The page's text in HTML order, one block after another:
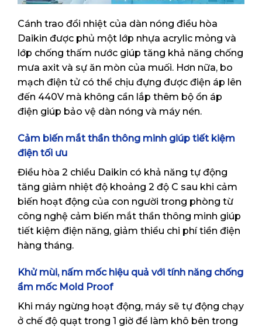
Cánh trao đổi nhiệt của dàn nóng điều hòa
Daikin được phủ một lớp nhựa acrylic mỏng và
lớp chống thấm nước giúp tăng khả năng chống
mưa axit và sự ăn mòn của muối. Hơn nữa, bo
mạch điện tử có thể chịu đựng được điện áp lên
đến 440V mà không cần lắp thêm bộ ổn áp
điện giúp bảo vệ dàn nóng và máy nén.
Cảm biến mắt thần thông minh giúp tiết kiệm
điện tối ưu
Điều hòa 2 chiều Daikin có khả năng tự động
tăng giảm nhiệt độ khoảng 2 độ C sau khi cảm
biến hoạt động của con người trong phòng từ
công nghệ cảm biến mắt thần thông minh giúp
tiết kiệm điện năng, giảm thiểu chi phí tiền điện
hàng tháng.
Khử mùi, nấm mốc hiệu quả với tính năng chống
ẩm mốc Mold Proof
Khi máy ngừng hoạt động, máy sẽ tự động chạy
ở chế độ quạt trong 1 giờ để làm khô bên trong